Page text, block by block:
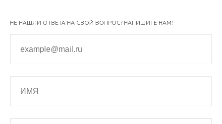
НЕ НАШЛИ ОТВЕТА НА СВОЙ ВОПРОС? НАПИШИТЕ НАМ!